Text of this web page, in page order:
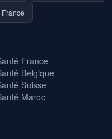
France
Belgique
Suisse
Maroc